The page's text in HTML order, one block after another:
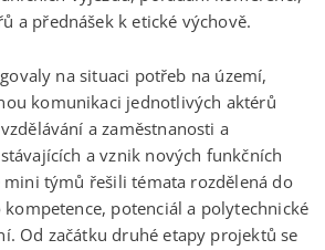
a přednášek k etické výchově.
na situaci potřeb na území,
komunikaci jednotlivých aktérů
a zaměstnanosti a
a vznik nových funkčních
mini týmů řešili témata rozdělená do
potenciál a polytechnické
Od začátku druhé etapy projektů se